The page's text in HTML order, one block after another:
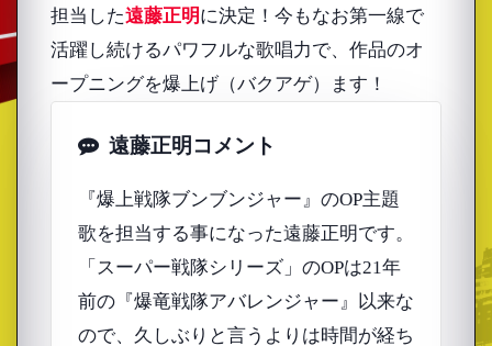
担当した遠藤正明に決定！今もなお第一線で
活躍し続けるパワフルな歌唱力で、作品のオ
ープニングを爆上げ（バクアゲ）ます！
遠藤正明コメント
『爆上戦隊ブンブンジャー』のOP主題
歌を担当する事になった遠藤正明です。
「スーパー戦隊シリーズ」のOPは21年
前の『爆竜戦隊アバレンジャー』以来な
ので、久しぶりと言うよりは時間が経ち